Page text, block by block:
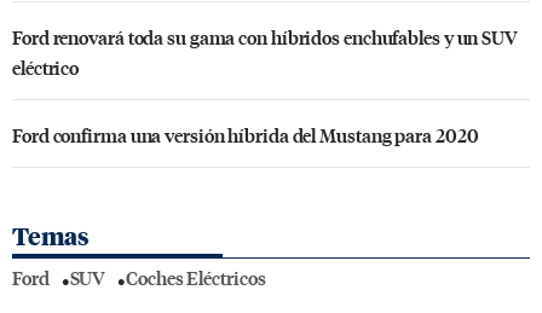
Ford renovará toda su gama con híbridos enchufables y un SUV
eléctrico
Ford confirma una versión híbrida del Mustang para 2020
Temas
Ford SUV Coches Eléctricos